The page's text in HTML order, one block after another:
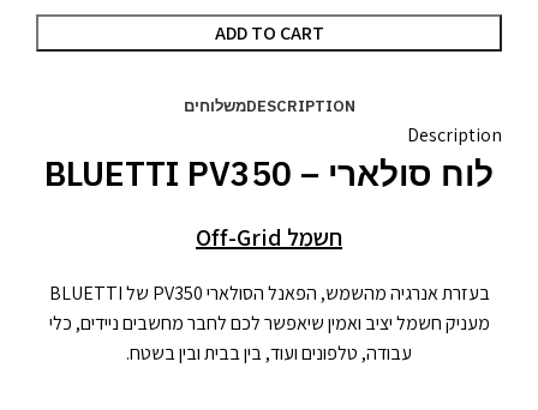
ADD TO CART
DESCRIPTIONמשלוחים
Description
לוח סולארי – BLUETTI PV350
חשמל Off-Grid
בעזרת אנרגיה מהשמש, הפאנל הסולארי PV350 של BLUETTI
מעניק חשמל יציב ואמין שיאפשר לכם לחבר מחשבים ניידים, כלי
עבודה, טלפונים ועוד, בין בבית ובין בשטח.